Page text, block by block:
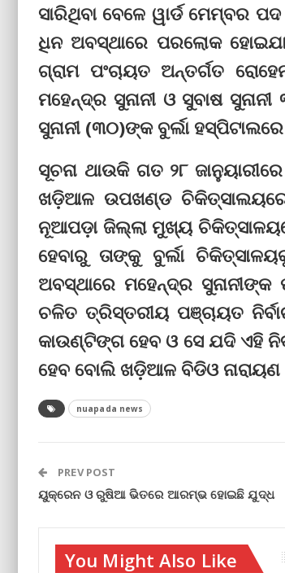
ସାରିଥିବା ବେଳେ ୱାର୍ଡ ମେମ୍ବର
ଧିନ ଅବସ୍ଥାରେ ପରଲୋକ
ଗ୍ରାମ ପଂଚାୟତ ଅନ୍ତର୍ଗତ
ମହେନ୍ଦ୍ର ସୁନାନୀ ଓ ସୁବାଷ
ସୁନାନୀ (୩୦)ଙ୍କ ବୁର୍ଲା
ସୂଚନା ଥାଉକି ଗତ ୨୮
ଖଡ଼ିଆଳ ଉପଖଣ୍ଡ
ନୂଆପଡ଼ା ଜିଲ୍ଲା ମୁଖ୍ୟ
ହେବାରୁ ତାଙ୍କୁ ବୁର୍ଲା
ଅବସ୍ଥାରେ ମହେନ୍ଦ୍ର
ଚଳିତ ତ୍ରିସ୍ତରୀୟ ପଞ୍ଚାୟତ
କାଉଣ୍ଟିଙ୍ଗ ହେବ ଓ ସେ ଯଦି ଏହି
ହେବ ବୋଲି ଖଡ଼ିଆଳ ବିଡିଓ ନାରାୟଣ
nuapada news
PREV POST
ୟୁକ୍ରେନ ଓ ରୁଷିଆ ଭିତରେ ଆରମ୍ଭ ହୋଇଛି ଯୁଦ୍ଧ
You Might Also Like